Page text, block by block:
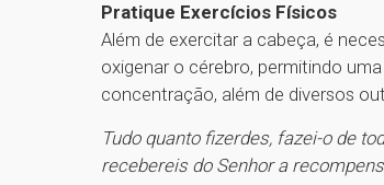
Pratique Exercícios Físicos
Além de exercitar a cabeça, é
oxigenar o cérebro, permitindo
concentração, além de diversos
Tudo quanto fizerdes, fazei-o de
recebereis do Senhor a